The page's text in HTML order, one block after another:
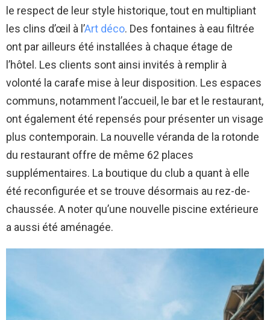
le respect de leur style historique, tout en multipliant
les clins d’œil à l’Art déco. Des fontaines à eau filtrée
ont par ailleurs été installées à chaque étage de
l’hôtel. Les clients sont ainsi invités à remplir à
volonté la carafe mise à leur disposition. Les espaces
communs, notamment l’accueil, le bar et le restaurant,
ont également été repensés pour présenter un visage
plus contemporain. La nouvelle véranda de la rotonde
du restaurant offre de même 62 places
supplémentaires. La boutique du club a quant à elle
été reconfigurée et se trouve désormais au rez-de-
chaussée. A noter qu’une nouvelle piscine extérieure
a aussi été aménagée.